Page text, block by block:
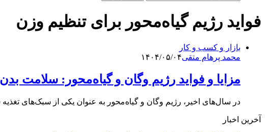
فواید رژیم گیاه‌محور برای تنظیم وزن
بازار و کسب و کار
محمد پرهام متقی۱۴۰۴/۰۵/۰۴
مزایا و فواید رژیم وگان و گیاه‌محور: سلامت
در سال‌های اخیر، رژیم وگان و گیاه‌محور به عنوان یکی از سبک‌های
آخرین اخبار